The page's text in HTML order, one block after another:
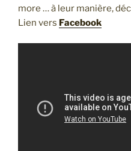
more … à leur manière,
Lien vers Facebook